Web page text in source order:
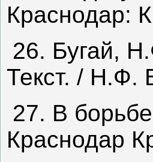
Краснодар:
26. Бугай,
Текст. / Н.Ф.
27. В
Краснодар